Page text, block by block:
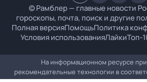
© Рамблер — главные новости
гороскопы, почта, поиск и другие
Полная версияПомощьПолитика
Условия использованияЛайкиТоп-
На информационном ресурсе
рекомендательные технологии в